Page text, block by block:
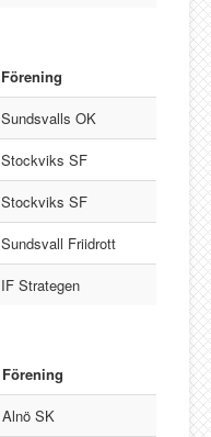
Förening
Sundsvalls OK
Stockviks SF
Stockviks SF
Sundsvall Friidrott
IF Strategen
Förening
Alnö SK